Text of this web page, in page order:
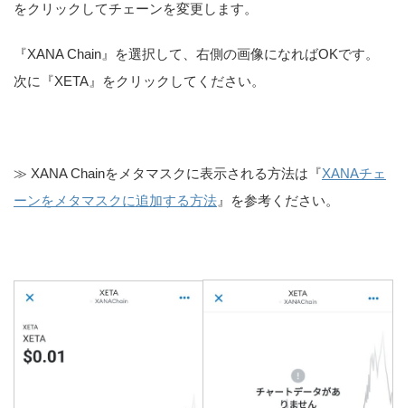
をクリックしてチェーンを変更します。
『XANA Chain』を選択して、右側の画像になればOKです。
次に『XETA』をクリックしてください。
≫ XANA Chainをメタマスクに表示される方法は『XANAチェ
ーンをメタマスクに追加する方法 』を参考ください。